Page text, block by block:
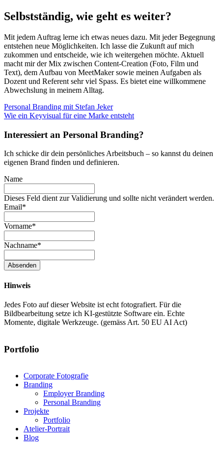
Selbstständig, wie geht es weiter?
Mit jedem Auftrag lerne ich etwas neues dazu. Mit jeder Begegnung
entstehen neue Möglichkeiten. Ich lasse die Zukunft auf mich
zukommen und entscheide, wie ich weitergehen möchte. Aktuell
macht mir der Mix zwischen Content-Creation (Foto, Film und
Text), dem Aufbau von MeetMaker sowie meinen Aufgaben als
Dozent und Referent sehr viel Spass. Es bietet eine willkommene
Abwechslung in meinem Alltag.
Beitragsnavigation
Personal Branding mit Stefan Jeker
Wie ein Keyvisual für eine Marke entsteht
Interessiert an Personal Branding?
Ich schicke dir dein persönliches Arbeitsbuch – so kannst du deinen
eigenen Brand finden und definieren.
Name
Dieses Feld dient zur Validierung und sollte nicht verändert werden.
Email*
Vorname*
Nachname*
Absenden
Hinweis
Jedes Foto auf dieser Website ist echt fotografiert. Für die
Bildbearbeitung setze ich KI-gestützte Software ein. Echte
Momente, digitale Werkzeuge. (gemäss Art. 50 EU AI Act)
Portfolio
Corporate Fotografie
Branding
Employer Branding
Personal Branding
Projekte
Portfolio
Atelier-Portrait
Blog